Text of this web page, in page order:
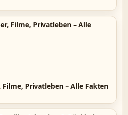
Filme, Privatleben – Alle Fakten